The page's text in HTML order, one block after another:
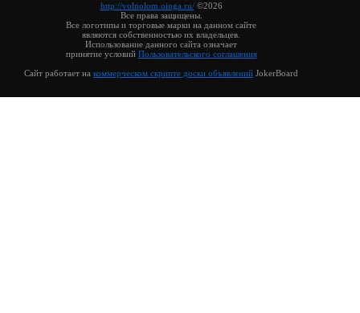
http://volnolom.oinga.ru/©2026
Все права защищены.
Все логотипы и торговые марки на данном сайте
являются собственностью их владельцев.
Использование данного сайта означает
принятие условий Пользовательского соглашения
Сайт работает на коммерческом скрипте доски объявлений JokerBoard